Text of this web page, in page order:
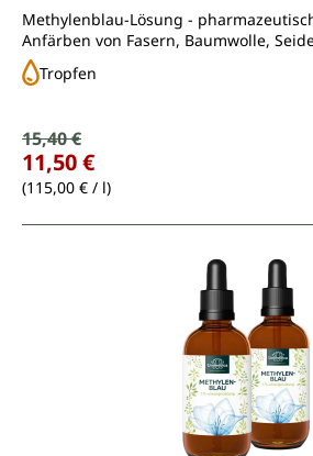
Methylenblau-Lösung -
Anfärben von Fasern, Baumwolle,
Tropfen
Verkaufspreis:
Regulärer Preis:
15,40 €
11,50 €
(115,00 € / l)